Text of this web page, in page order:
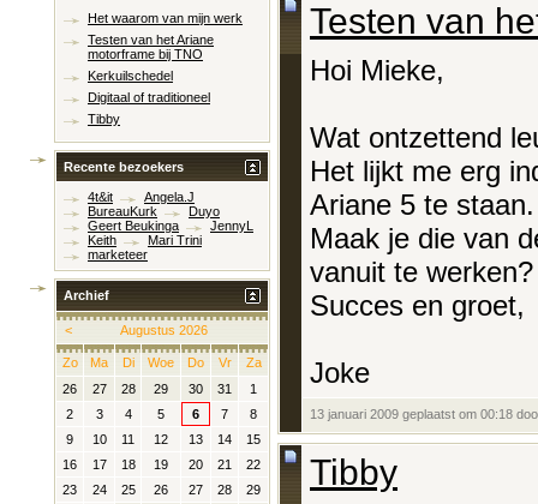
Testen van
Hoi Mieke,
Wat ontzettend
Het lijkt me erg
Ariane 5 te
Maak je die van
vanuit te werken?
Succes en groet,
Joke
13 januari 2009 geplaatst om 00:18
Tibby
Het waarom van mijn werk
Testen van het Ariane
motorframe bij TNO
Kerkuilschedel
Digitaal of traditioneel
Tibby
Recente bezoekers
4t&it
Angela.J
BureauKurk
Duyo
Geert Beukinga
JennyL
Keith
Mari Trini
marketeer
Archief
< Augustus 2026
Zo Ma Di Woe Do Vr
Za
26
27 28 29 30 31
1
2
3 4 5 6 7
8
9
10 11 12 13 14
15
16
17 18 19 20 21
22
23
24 25 26 27 28
29